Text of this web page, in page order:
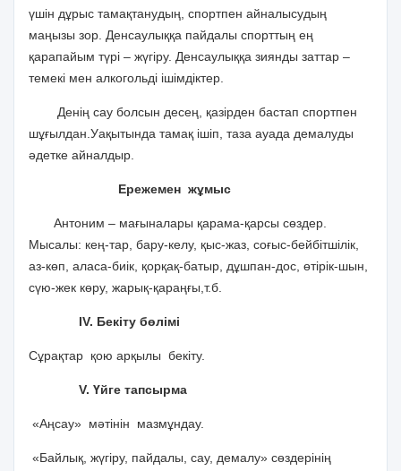
үшін дұрыс тамақтанудың, спортпен айналысудың
маңызы зор. Денсаулыққа пайдалы спорттың ең
қарапайым түрі – жүгіру. Денсаулыққа зиянды заттар –
темекі мен алкогольді ішімдіктер.
Денің сау болсын десең, қазірден бастап спортпен
шұғылдан.Уақытында тамақ ішіп, таза ауада демалуды
әдетке айналдыр.
Ережемен жұмыс
Антоним – мағыналары қарама-қарсы сөздер.
Мысалы: кең-тар, бару-келу, қыс-жаз, соғыс-бейбітшілік,
аз-көп, аласа-биік, қорқақ-батыр, дұшпан-дос, өтірік-шын,
сүю-жек көру, жарық-қараңғы,т.б.
ІV. Бекіту бөлімі
Сұрақтар қою арқылы бекіту.
V. Үйге тапсырма
«Аңсау» мәтінін мазмұндау.
«Байлық, жүгіру, пайдалы, сау, демалу» сөздерінің